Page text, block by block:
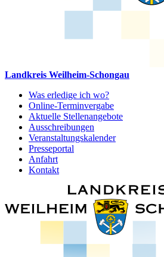
Landkreis Weilheim-Schongau
Was erledige ich wo?
Online-Terminvergabe
Aktuelle Stellenangebote
Ausschreibungen
Veranstaltungskalender
Presseportal
Anfahrt
Kontakt